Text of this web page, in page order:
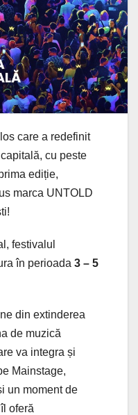
care a redefinit
cu peste
ediție,
marca UNTOLD
festivalul
în perioada 3 – 5
din extinderea
de muzică
va integra și
Mainstage,
un moment de
oferă